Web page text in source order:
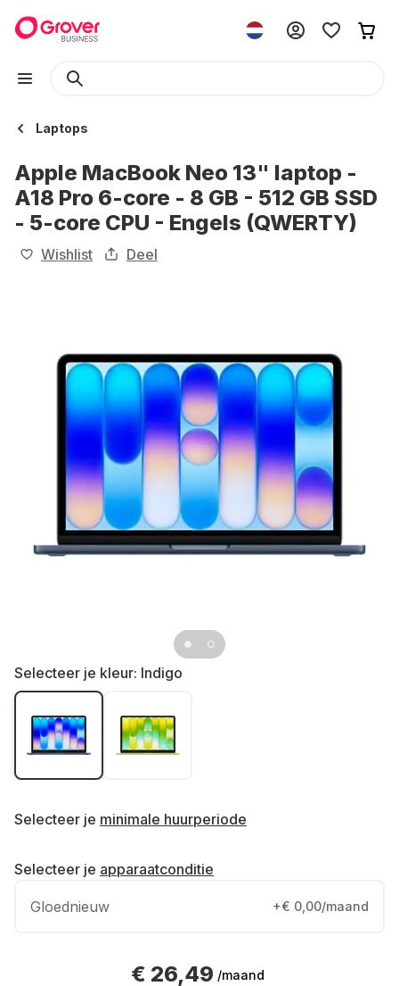
Laptops
Apple MacBook Neo 13" laptop -
A18 Pro 6-core - 8 GB - 512 GB SSD
- 5-core CPU - Engels (QWERTY)
Wishlist Deel
Selecteer je kleur: Indigo
Selecteer je minimale huurperiode
Selecteer je apparaatconditie
Gloednieuw +€ 0,00/maand
€ 26,49 /maand